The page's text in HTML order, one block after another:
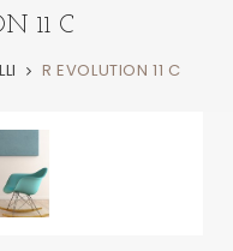
11 C
R EVOLUTION 11 C